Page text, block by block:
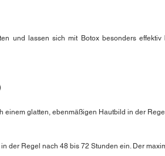
und lassen sich mit Botox besonders
einem glatten, ebenmäßigen Hautbild in der
der Regel nach 48 bis 72 Stunden ein. Der